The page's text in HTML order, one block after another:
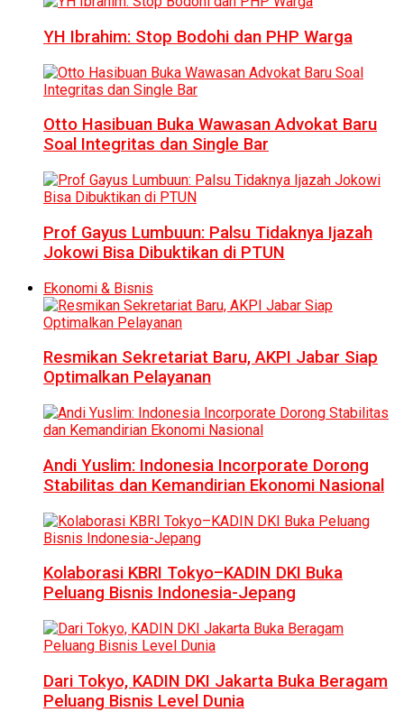
YH Ibrahim: Stop Bodohi dan PHP Warga
Otto Hasibuan Buka Wawasan Advokat Baru
Soal Integritas dan Single Bar
Prof Gayus Lumbuun: Palsu Tidaknya Ijazah
Jokowi Bisa Dibuktikan di PTUN
Ekonomi & Bisnis
Resmikan Sekretariat Baru, AKPI Jabar Siap
Optimalkan Pelayanan
Andi Yuslim: Indonesia Incorporate Dorong
Stabilitas dan Kemandirian Ekonomi Nasional
Kolaborasi KBRI Tokyo–KADIN DKI Buka
Peluang Bisnis Indonesia-Jepang
Dari Tokyo, KADIN DKI Jakarta Buka Beragam
Peluang Bisnis Level Dunia